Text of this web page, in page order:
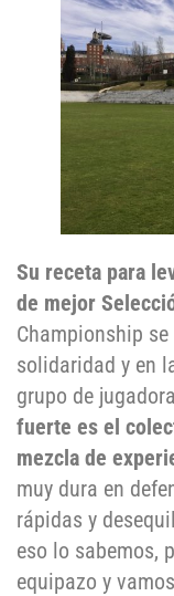
Su receta para
de mejor
Championship
solidaridad y en
grupo de
fuerte es el
mezcla de
muy dura en
rápidas y
eso lo sabemos,
equipazo y